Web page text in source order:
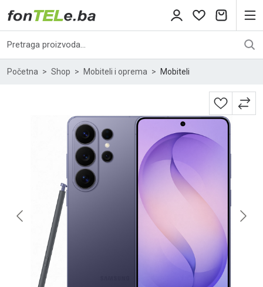
Početna Shop Mobiteli i oprema Mobiteli